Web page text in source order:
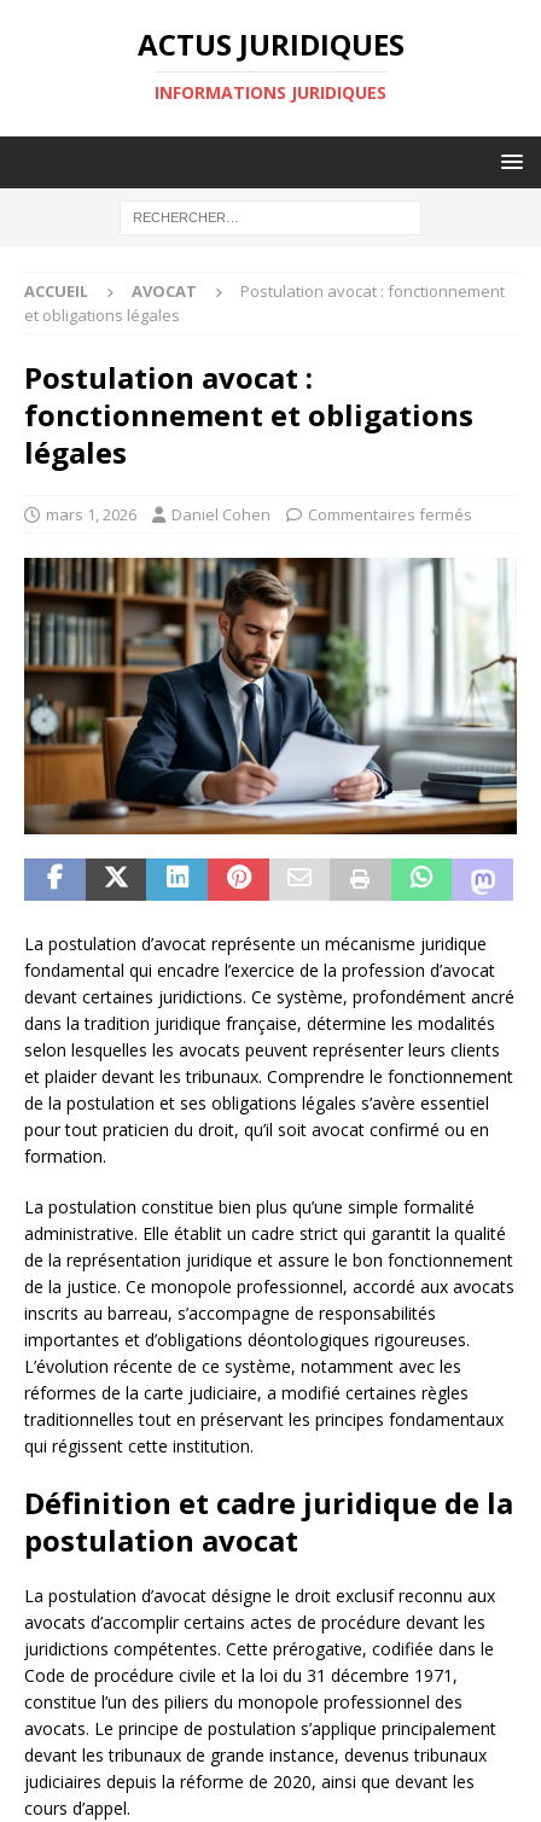
ACTUS JURIDIQUES
INFORMATIONS JURIDIQUES
ACCUEIL AVOCAT
Postulation avocat : fonctionnement
et obligations légales
Postulation avocat :
fonctionnement et obligations
légales
mars 1, 2026 Daniel Cohen Commentaires fermés
La postulation d’avocat représente un mécanisme juridique
fondamental qui encadre l’exercice de la profession d’avocat
devant certaines juridictions. Ce système, profondément ancré
dans la tradition juridique française, détermine les modalités
selon lesquelles les avocats peuvent représenter leurs clients
et plaider devant les tribunaux. Comprendre le fonctionnement
de la postulation et ses obligations légales s’avère essentiel
pour tout praticien du droit, qu’il soit avocat confirmé ou en
formation.
La postulation constitue bien plus qu’une simple formalité
administrative. Elle établit un cadre strict qui garantit la qualité
de la représentation juridique et assure le bon fonctionnement
de la justice. Ce monopole professionnel, accordé aux avocats
inscrits au barreau, s’accompagne de responsabilités
importantes et d’obligations déontologiques rigoureuses.
L’évolution récente de ce système, notamment avec les
réformes de la carte judiciaire, a modifié certaines règles
traditionnelles tout en préservant les principes fondamentaux
qui régissent cette institution.
Définition et cadre juridique de la
postulation avocat
La postulation d’avocat désigne le droit exclusif reconnu aux
avocats d’accomplir certains actes de procédure devant les
juridictions compétentes. Cette prérogative, codifiée dans le
Code de procédure civile et la loi du 31 décembre 1971,
constitue l’un des piliers du monopole professionnel des
avocats. Le principe de postulation s’applique principalement
devant les tribunaux de grande instance, devenus tribunaux
judiciaires depuis la réforme de 2020, ainsi que devant les
cours d’appel.